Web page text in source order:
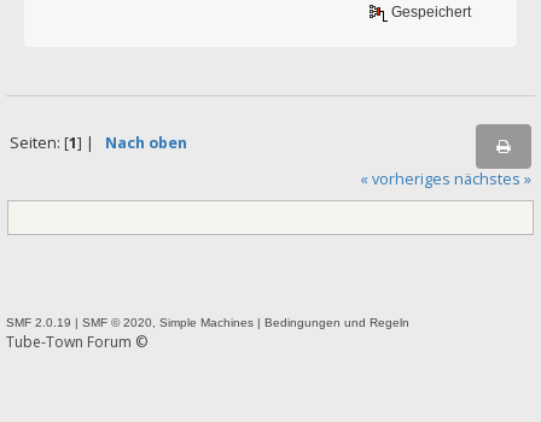
Gespeichert
Seiten: [1] | Nach oben
« vorheriges nächstes »
SMF 2.0.19 | SMF © 2020 Simple Machines | Bedingungen und Regeln
Tube-Town Forum ©